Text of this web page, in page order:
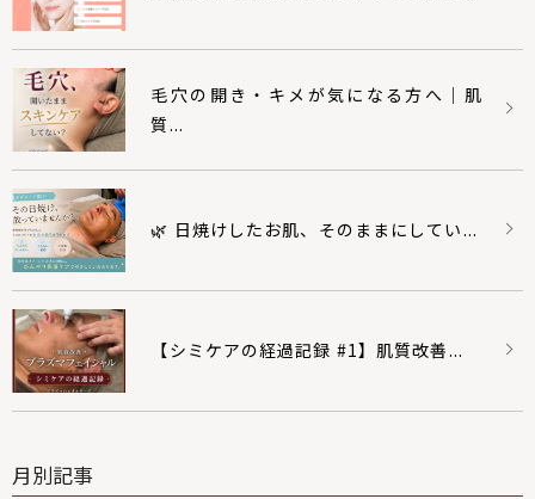
毛穴の開き・キメが気になる方へ｜肌
質...
🌿 日焼けしたお肌、そのままにしてい...
【シミケアの経過記録 #1】肌質改善...
月別記事